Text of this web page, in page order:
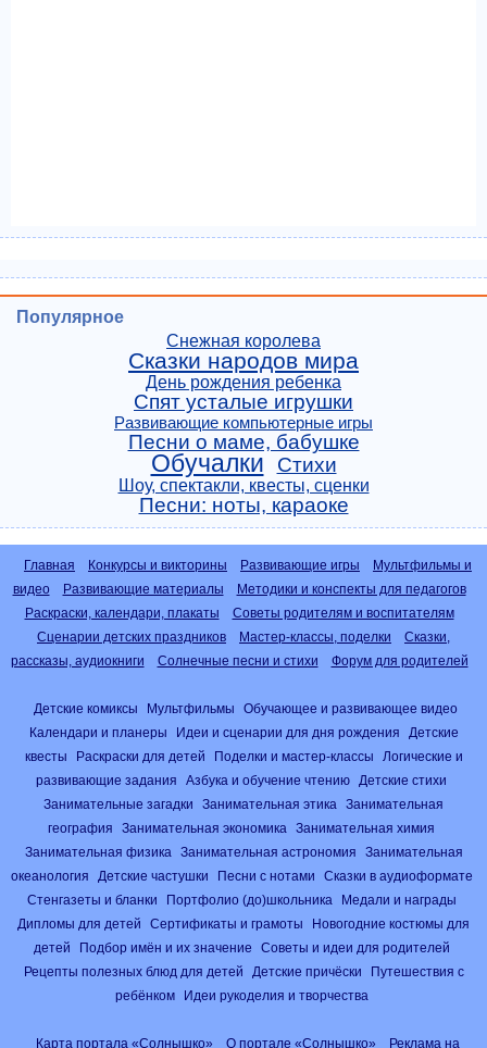
Популярное
Снежная королева
Сказки народов мира
День рождения ребенка
Спят усталые игрушки
Развивающие компьютерные игры
Песни о маме, бабушке
Обучалки Стихи
Шоу, спектакли, квесты, сценки
Песни: ноты, караоке
Главная Конкурсы и викторины Развивающие игры
Мультфильмы и
видео
Развивающие материалы
Методики и конспекты для педагогов
Раскраски, календари, плакаты
Советы родителям и воспитателям
Сценарии детских праздников
Мастер-классы, поделки
Сказки,
рассказы, аудиокниги
Солнечные песни и стихи Форум для родителей
Детские комиксы Мультфильмы
Обучающее и развивающее видео
Календари и планеры
Идеи и сценарии для дня рождения
Детские
квесты
Раскраски для детей Поделки и мастер-классы
Логические и
развивающие задания
Азбука и обучение чтению
Детские стихи
Занимательные загадки
Занимательная этика
Занимательная
география
Занимательная экономика
Занимательная химия
Занимательная физика
Занимательная астрономия
Занимательная
океанология
Детские частушки Песни с нотами
Сказки в аудиоформате
Стенгазеты и бланки
Портфолио (до)школьника
Медали и награды
Дипломы для детей
Сертификаты и грамоты
Новогодние костюмы для
детей
Подбор имён и их значение
Советы и идеи для родителей
Рецепты полезных блюд для детей
Детские причёски
Путешествия с
ребёнком
Идеи рукоделия и творчества
Карта портала «Солнышко» О портале «Солнышко» Реклама на